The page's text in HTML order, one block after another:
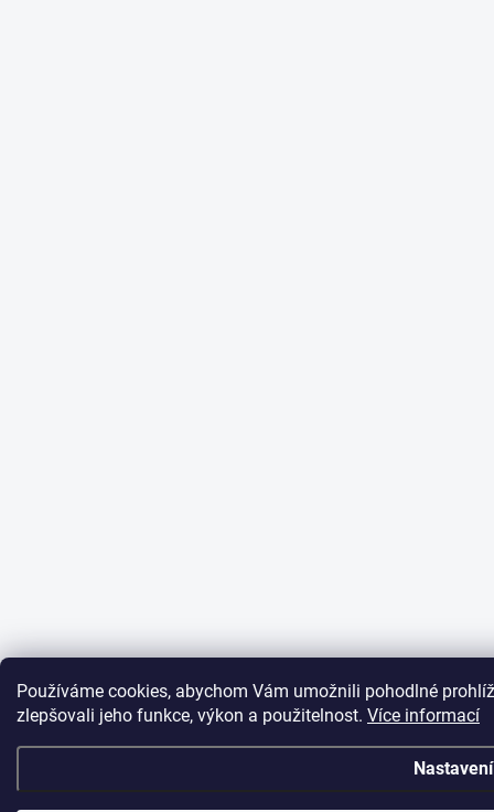
Používáme cookies, abychom Vám umožnili pohodlné
zlepšovali jeho funkce, výkon a použitelnost. Více informací
Nastavení